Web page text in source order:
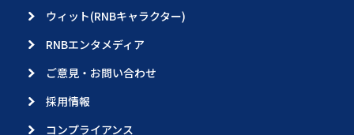
ウィット(RNBキャラクター)
RNBエンタメディア
ご意見・お問い合わせ
採用情報
コンプライアンス